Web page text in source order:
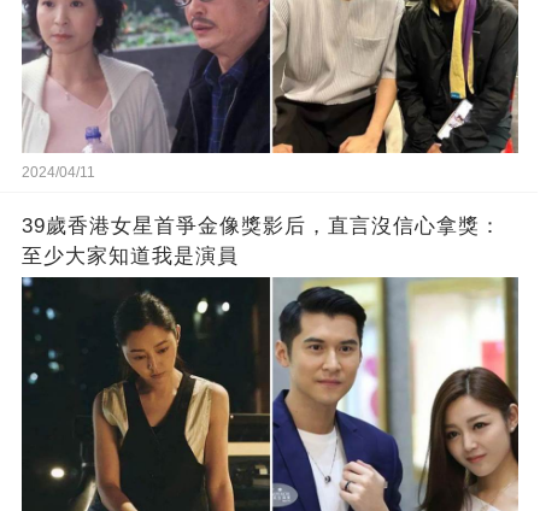
2024/04/11
39歲香港女星首爭金像獎影后，直言沒信心拿獎：
至少大家知道我是演員